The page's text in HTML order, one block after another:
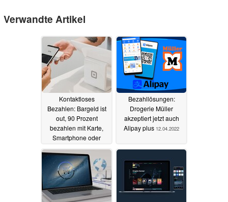
Verwandte Artikel
Kontaktloses
Bezahlen: Bargeld ist
out, 90 Prozent
bezahlen mit Karte,
Smartphone oder
Smartwatch24.10.2022
Bezahllösungen:
Drogerie Müller
akzeptiert jetzt auch
Alipay plus 12.04.2022